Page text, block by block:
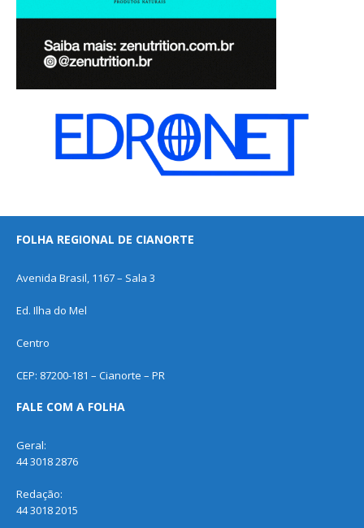
FOLHA REGIONAL DE CIANORTE
Avenida Brasil, 1167 – Sala 3
Ed. Ilha do Mel
Centro
CEP: 87200-181 – Cianorte – PR
FALE COM A FOLHA
Geral:
44 3018 2876
Redação:
44 3018 2015